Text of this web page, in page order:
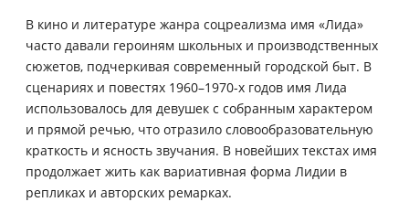
В кино и литературе жанра соцреализма имя «Лида»
часто давали героиням школьных и производственных
сюжетов, подчеркивая современный городской быт. В
сценариях и повестях 1960–1970-х годов имя Лида
использовалось для девушек с собранным характером
и прямой речью, что отразило словообразовательную
краткость и ясность звучания. В новейших текстах имя
продолжает жить как вариативная форма Лидии в
репликах и авторских ремарках.